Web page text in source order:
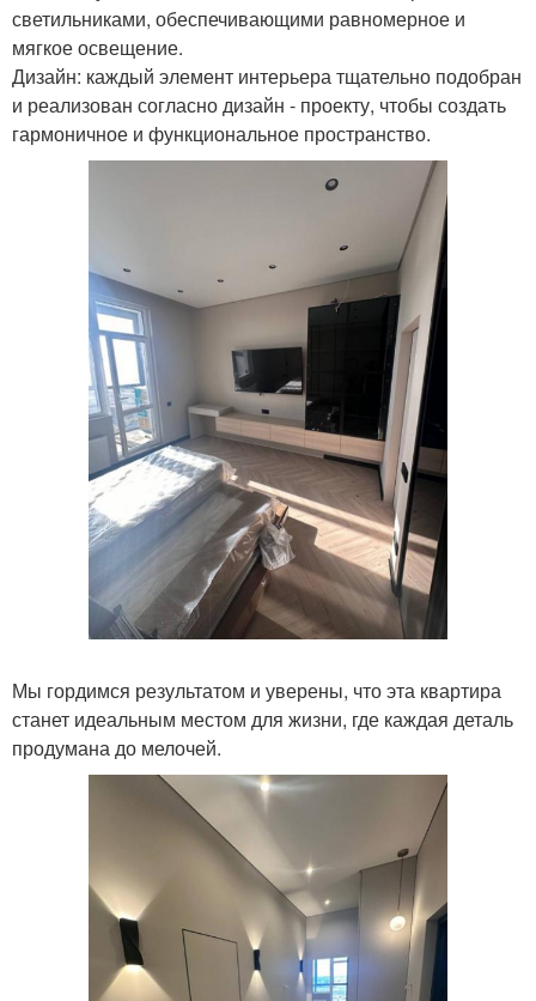
светильниками, обеспечивающими равномерное и
мягкое освещение.
Дизайн: каждый элемент интерьера тщательно подобран
и реализован согласно дизайн - проекту, чтобы создать
гармоничное и функциональное пространство.
Мы гордимся результатом и уверены, что эта квартира
станет идеальным местом для жизни, где каждая деталь
продумана до мелочей.